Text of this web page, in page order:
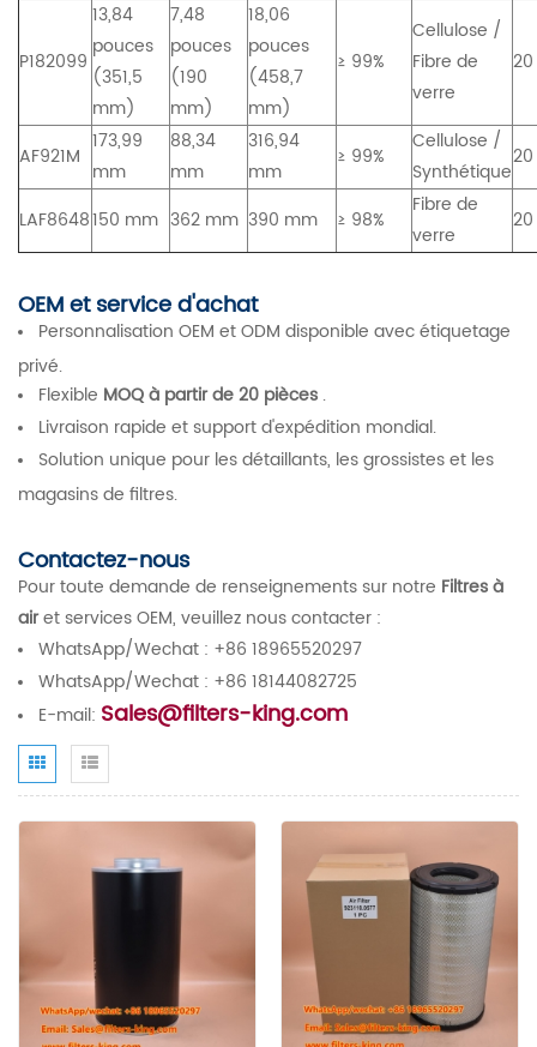
P182099
13,84
pouces
(351,5
mm)
7,48
pouces
(190
mm)
18,06
pouces
(458,7
mm)
≥ 99%
Cellulose /
Fibre de
verre
AF921M
173,99
mm
88,34
mm
316,94
mm
≥ 99%
Cellulose /
Synthétique
LAF8648150 mm 362 mm 390 mm ≥ 98%
Fibre de
verre
OEM et service d'achat
Personnalisation OEM et ODM disponible avec étiquetage
privé.
Flexible MOQ à partir de 20 pièces .
Livraison rapide et support d'expédition mondial.
Solution unique pour les détaillants, les grossistes et les
magasins de filtres.
Contactez-nous
Pour toute demande de renseignements sur notre Filtres à
airet services OEM, veuillez nous contacter :
WhatsApp/Wechat : +86 18965520297
WhatsApp/Wechat : +86 18144082725
E-mail: Sales@filters-king.com